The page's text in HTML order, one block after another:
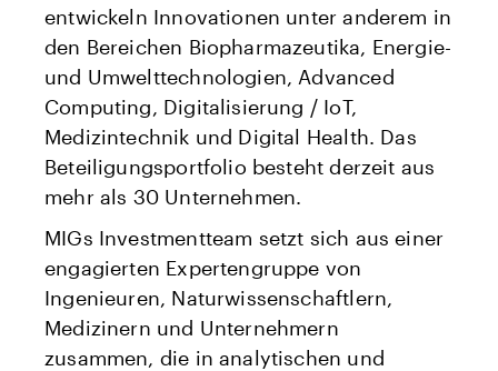
entwickeln Innovationen unter anderem in
den Bereichen Biopharmazeutika, Energie-
und Umwelttechnologien, Advanced
Computing, Digitalisierung / IoT,
Medizintechnik und Digital Health. Das
Beteiligungsportfolio besteht derzeit aus
mehr als 30 Unternehmen.
MIGs Investmentteam setzt sich aus einer
engagierten Expertengruppe von
Ingenieuren, Naturwissenschaftlern,
Medizinern und Unternehmern
zusammen, die in analytischen und